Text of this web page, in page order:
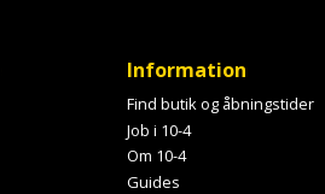
Information
Find butik og åbningstider
Job i 10-4
Om 10-4
Guides